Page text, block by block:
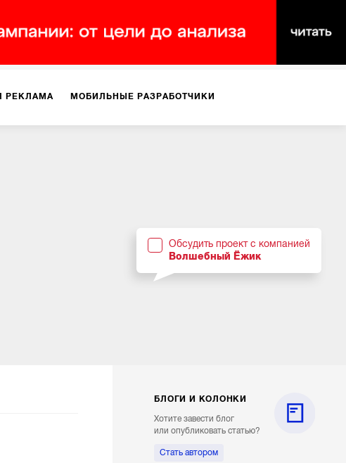
РЕКЛАМА МОБИЛЬНЫЕ РАЗРАБОТЧИКИ
Обсудить проект с компанией
Волшебный Ёжик
БЛОГИ И КОЛОНКИ
Хотите завести блог
или опубликовать статью?
Стать автором